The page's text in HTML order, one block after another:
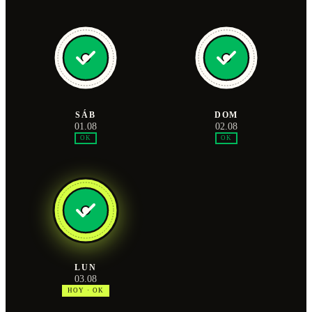
SÁB
01.08
OK
DOM
02.08
OK
LUN
03.08
HOY · OK